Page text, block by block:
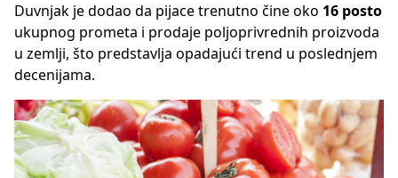
Duvnjak je dodao da pijace trenutno čine oko 16 posto
ukupnog prometa i prodaje poljoprivrednih proizvoda
u zemlji, što predstavlja opadajući trend u poslednjem
decenijama.